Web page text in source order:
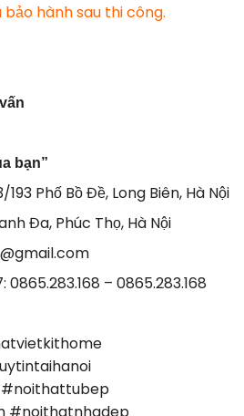
hành sau thi công.
bạn”
Phố Bồ Đề, Long Biên, Hà Nội
Đa, Phúc Thọ, Hà Nội
– 0865.283.168
#noithatnhadep